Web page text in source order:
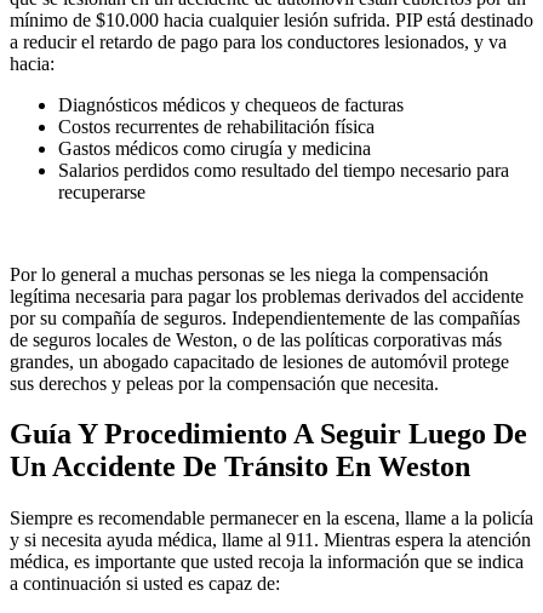
mínimo de $10.000 hacia cualquier lesión sufrida. PIP está destinado
a reducir el retardo de pago para los conductores lesionados, y va
hacia:
Diagnósticos médicos y chequeos de facturas
Costos recurrentes de rehabilitación física
Gastos médicos como cirugía y medicina
Salarios perdidos como resultado del tiempo necesario para
recuperarse
Por lo general a muchas personas se les niega la compensación
legítima necesaria para pagar los problemas derivados del accidente
por su compañía de seguros. Independientemente de las compañías
de seguros locales de Weston, o de las políticas corporativas más
grandes, un abogado capacitado de lesiones de automóvil protege
sus derechos y peleas por la compensación que necesita.
Guía Y Procedimiento A Seguir Luego De
Un Accidente De Tránsito En Weston
Siempre es recomendable permanecer en la escena, llame a la policía
y si necesita ayuda médica, llame al 911. Mientras espera la atención
médica, es importante que usted recoja la información que se indica
a continuación si usted es capaz de: